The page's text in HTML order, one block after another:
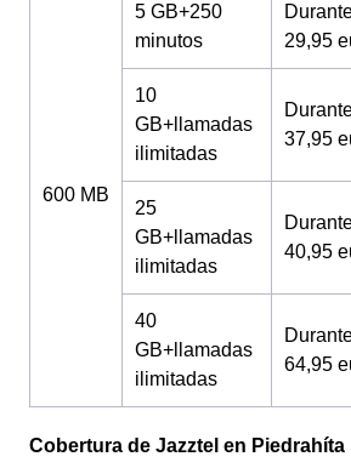
600 MB
5 GB+250
minutos
29,95
10
GB+llamadas
ilimitadas
37,95
25
GB+llamadas
ilimitadas
40,95
40
GB+llamadas
ilimitadas
64,95
Cobertura de Jazztel en Piedrahíta